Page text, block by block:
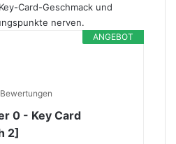
Card-Geschmack und
nerven.
ANGEBOT
0 - Key Card
2]